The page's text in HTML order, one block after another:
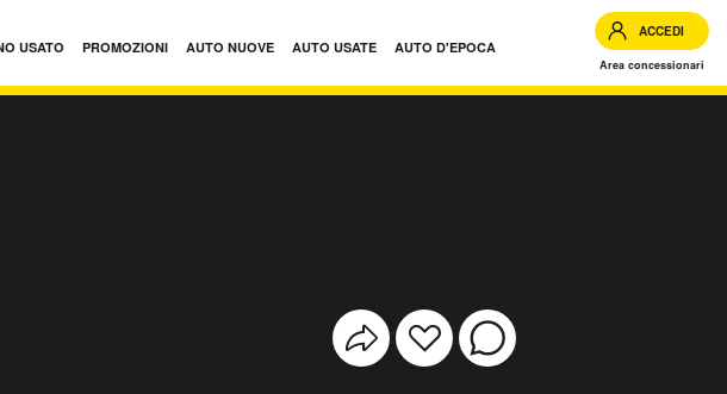
USATO PROMOZIONI AUTO NUOVE AUTO USATE AUTO D'EPOCA
ACCEDI
Area concessionari